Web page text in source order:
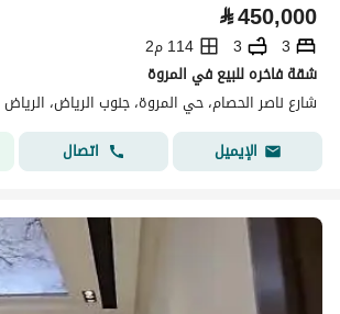
⃁450,000
3
3
114 م2
شقة فاخره للبيع في المروة
شارع ناصر الحصام، حي المروة، جنوب الرياض، الرياض
الإيميل
اتصال